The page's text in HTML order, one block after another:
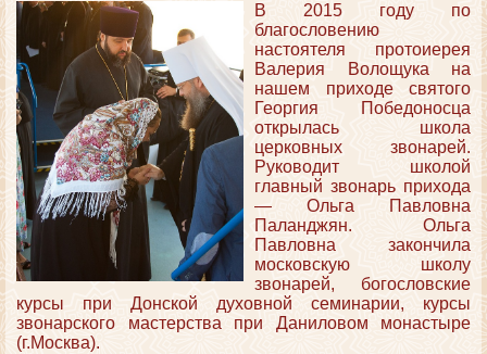
В 2015 году по
благословению
настоятеля протоиерея
Валерия Волощука на
нашем приходе святого
Георгия Победоносца
открылась школа
церковных звонарей.
Руководит школой
главный звонарь прихода
— Ольга Павловна
Паланджян. Ольга
Павловна закончила
московскую школу
звонарей, богословские
курсы при Донской духовной семинарии, курсы
звонарского мастерства при Даниловом монастыре
(г.Москва).